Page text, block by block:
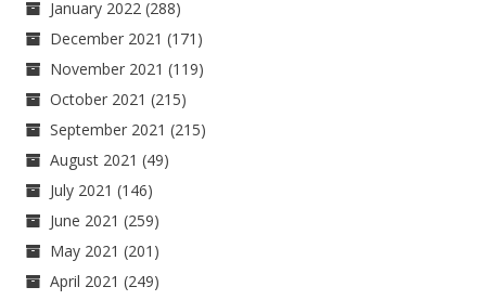
January 2022 (288)
December 2021 (171)
November 2021 (119)
October 2021 (215)
September 2021 (215)
August 2021 (49)
July 2021 (146)
June 2021 (259)
May 2021 (201)
April 2021 (249)